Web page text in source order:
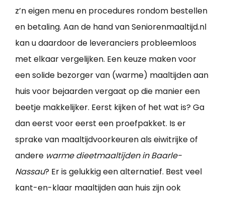
z’n eigen menu en procedures rondom bestellen
en betaling. Aan de hand van Seniorenmaaltijd.nl
kan u daardoor de leveranciers probleemloos
met elkaar vergelijken. Een keuze maken voor
een solide bezorger van (warme) maaltijden aan
huis voor bejaarden vergaat op die manier een
beetje makkelijker. Eerst kijken of het wat is? Ga
dan eerst voor eerst een proefpakket. Is er
sprake van maaltijdvoorkeuren als eiwitrijke of
andere warme dieetmaaltijden in Baarle-
Nassau? Er is gelukkig een alternatief. Best veel
kant-en-klaar maaltijden aan huis zijn ook